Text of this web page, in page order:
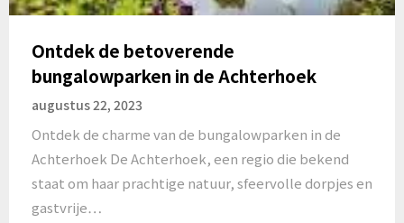
Ontdek de betoverende
bungalowparken in de Achterhoek
augustus 22, 2023
Ontdek de charme van de bungalowparken in de
Achterhoek De Achterhoek, een regio die bekend
staat om haar prachtige natuur, sfeervolle dorpjes en
gastvrije…